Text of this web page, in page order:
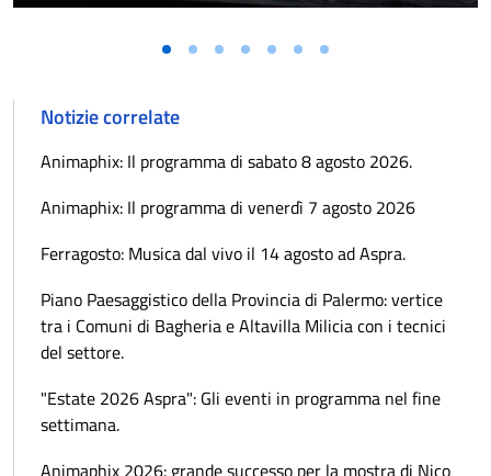
Notizie correlate
Animaphix: Il programma di sabato 8 agosto 2026.
Animaphix: Il programma di venerdì 7 agosto 2026
Ferragosto: Musica dal vivo il 14 agosto ad Aspra.
Piano Paesaggistico della Provincia di Palermo: vertice
tra i Comuni di Bagheria e Altavilla Milicia con i tecnici
del settore.
"Estate 2026 Aspra": Gli eventi in programma nel fine
settimana.
Animaphix 2026: grande successo per la mostra di Nico